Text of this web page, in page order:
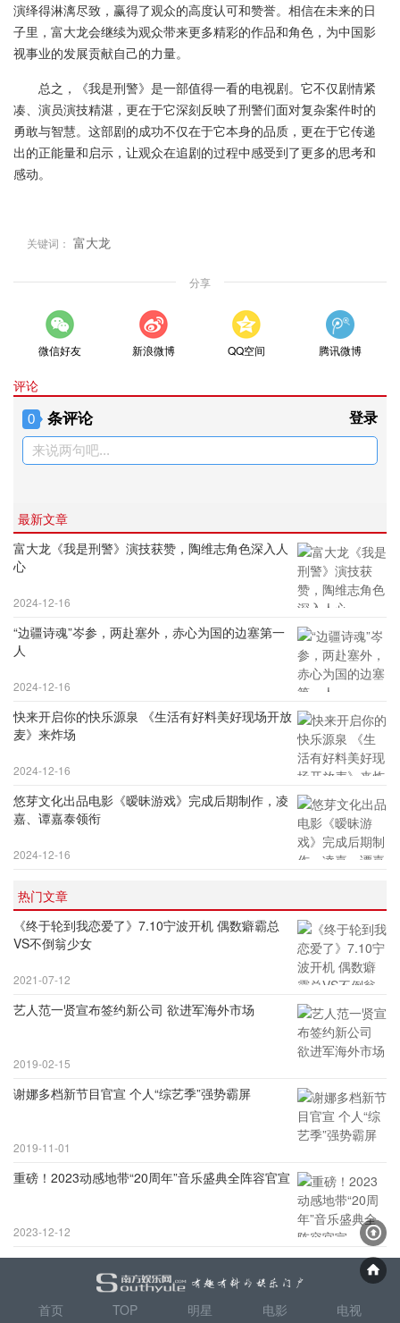
演绎得淋漓尽致，赢得了观众的高度认可和赞誉。相信在未来的日
子里，富大龙会继续为观众带来更多精彩的作品和角色，为中国影
视事业的发展贡献自己的力量。
总之，《我是刑警》是一部值得一看的电视剧。它不仅剧情紧
凑、演员演技精湛，更在于它深刻反映了刑警们面对复杂案件时的
勇敢与智慧。这部剧的成功不仅在于它本身的品质，更在于它传递
出的正能量和启示，让观众在追剧的过程中感受到了更多的思考和
感动。
关键词： 富大龙
分享
微信好友 新浪微博 QQ空间 腾讯微博
评论
0 条评论 登录
来说两句吧...
最新文章
富大龙《我是刑警》演技获赞，陶维志角色深入人
心
2024-12-16
“边疆诗魂”岑参，两赴塞外，赤心为国的边塞第一
人
2024-12-16
快来开启你的快乐源泉 《生活有好料美好现场开放
麦》来炸场
2024-12-16
悠芽文化出品电影《暧昧游戏》完成后期制作，凌
嘉、谭嘉泰领衔
2024-12-16
热门文章
《终于轮到我恋爱了》7.10宁波开机 偶数癖霸总
VS不倒翁少女
2021-07-12
艺人范一贤宣布签约新公司 欲进军海外市场
2019-02-15
谢娜多档新节目官宣 个人“综艺季”强势霸屏
2019-11-01
重磅！2023动感地带“20周年”音乐盛典全阵容官宣
2023-12-12
首页 TOP 明星 电影 电视